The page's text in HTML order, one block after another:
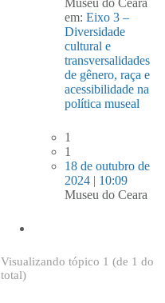
Museu do Ceara
em: Eixo 3 –
Diversidade
cultural e
transversalidades
de gênero, raça e
acessibilidade na
política museal
1
1
18 de outubro de
2024 | 10:09
Museu do Ceara
Visualizando tópico 1 (de 1 do
total)